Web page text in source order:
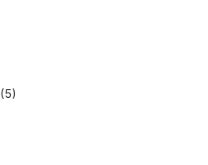
(5)